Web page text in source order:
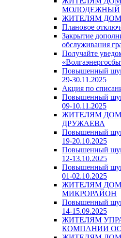
МОЛОДЕЖНЫЙ
ЖИТЕЛЯМ
Плановое
Закрытие
обслуживания
Получайте
Повышенный шум
29-30.11.2025
Акция по
Повышенный шум
09-10.11.2025
ЖИТЕЛЯМ
ДРУЖАЕВА
Повышенный шум
19-20.10.2025
Повышенный шум
12-13.10.2025
Повышенный шум
01-02.10.2025
ЖИТЕЛЯМ
МИКРОРАЙОН
Повышенный шум
14-15.09.2025
ЖИТЕЛЯМ
КОМПАНИИ